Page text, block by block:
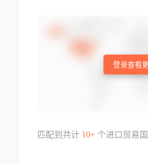
登录查看
匹配到共计 10+个进口贸易